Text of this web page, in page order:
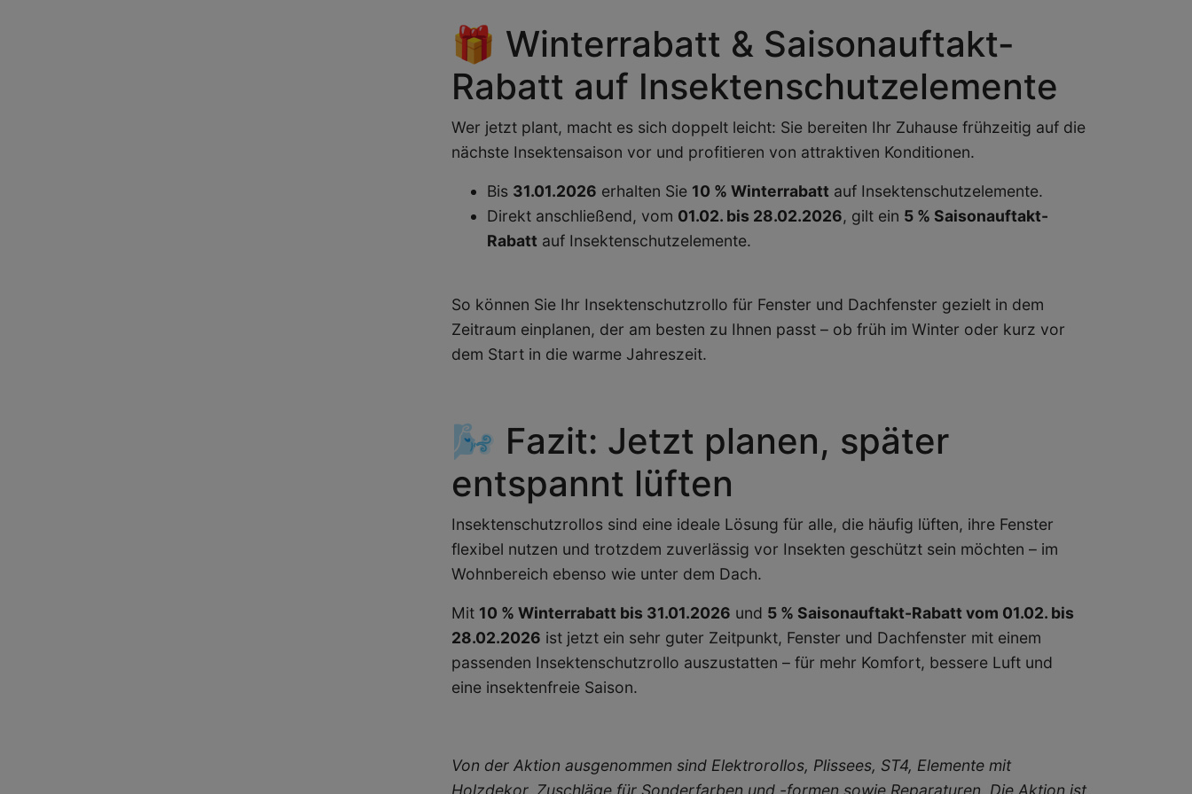
🎁 Winterrabatt & Saisonauftakt-
Rabatt auf Insektenschutzelemente
Wer jetzt plant, macht es sich doppelt leicht: Sie bereiten Ihr Zuhause frühzeitig auf die
nächste Insektensaison vor und profitieren von attraktiven Konditionen.
Bis 31.01.2026 erhalten Sie 10 % Winterrabatt auf Insektenschutzelemente.
Direkt anschließend, vom 01.02. bis 28.02.2026, gilt ein 5 % Saisonauftakt-
Rabatt auf Insektenschutzelemente.
So können Sie Ihr Insektenschutzrollo für Fenster und Dachfenster gezielt in dem
Zeitraum einplanen, der am besten zu Ihnen passt – ob früh im Winter oder kurz vor
dem Start in die warme Jahreszeit.
🌬️ Fazit: Jetzt planen, später
entspannt lüften
Insektenschutzrollos sind eine ideale Lösung für alle, die häufig lüften, ihre Fenster
flexibel nutzen und trotzdem zuverlässig vor Insekten geschützt sein möchten – im
Wohnbereich ebenso wie unter dem Dach.
Mit 10 % Winterrabatt bis 31.01.2026 und 5 % Saisonauftakt-Rabatt vom 01.02. bis
28.02.2026 ist jetzt ein sehr guter Zeitpunkt, Fenster und Dachfenster mit einem
passenden Insektenschutzrollo auszustatten – für mehr Komfort, bessere Luft und
eine insektenfreie Saison.
Von der Aktion ausgenommen sind Elektrorollos, Plissees, ST4, Elemente mit
Holzdekor, Zuschläge für Sonderfarben und -formen sowie Reparaturen. Die Aktion ist